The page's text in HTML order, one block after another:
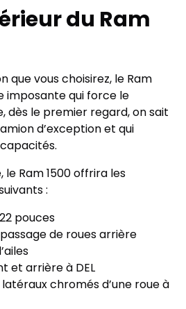
du Ram
que vous choisirez, le Ram
imposante qui force le
dès le premier regard, on sait
d’exception et qui
le Ram 1500 offrira les
:
pouces
de roues arrière
et arrière à DEL
chromés d’une roue à